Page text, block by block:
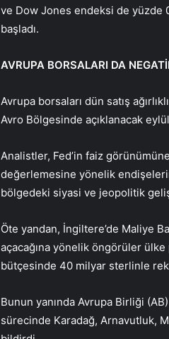
ve Dow Jones endeksi de yüzde
başladı.
AVRUPA BORSALARI DA
Avrupa borsaları dün satış
Avro Bölgesinde açıklanacak
Analistler, Fed’in faiz
değerlemesine yönelik
bölgedeki siyasi ve jeopolitik
Öte yandan, İngiltere’de Maliye
açacağına yönelik öngörüler ülke
bütçesinde 40 milyar sterlinle
Bunun yanında Avrupa Birliği
sürecinde Karadağ, Arnavutluk,